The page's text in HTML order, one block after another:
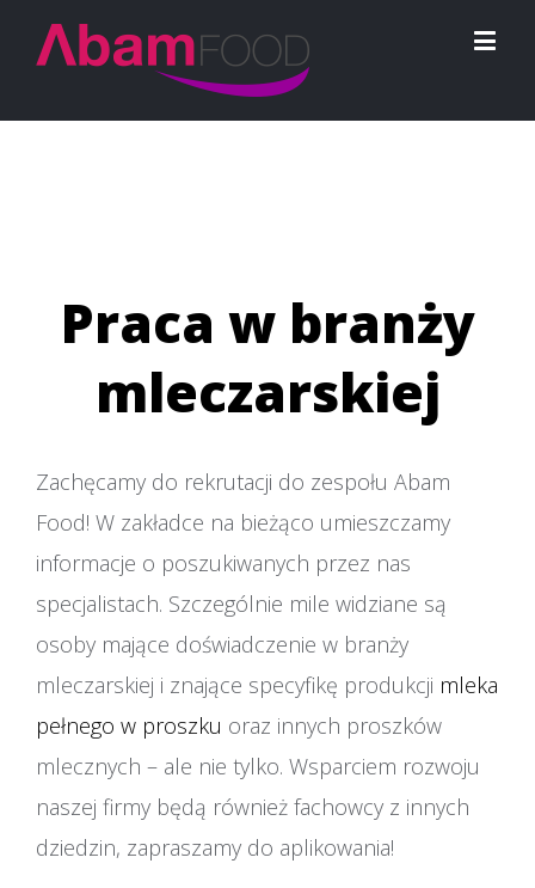
Praca w branży
mleczarskiej
Zachęcamy do rekrutacji do zespołu Abam
Food! W zakładce na bieżąco umieszczamy
informacje o poszukiwanych przez nas
specjalistach. Szczególnie mile widziane są
osoby mające doświadczenie w branży
mleczarskiej i znające specyfikę produkcji mleka
pełnego w proszku oraz innych proszków
mlecznych – ale nie tylko. Wsparciem rozwoju
naszej firmy będą również fachowcy z innych
dziedzin, zapraszamy do aplikowania!